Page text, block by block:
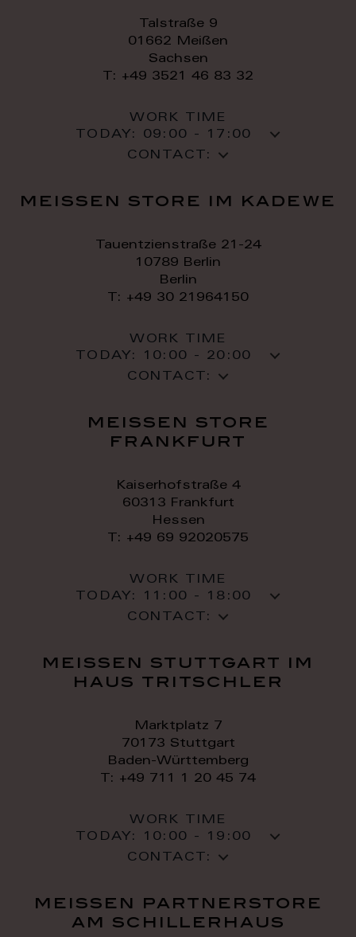
Talstraße 9
01662 Meißen
Sachsen
T: +49 3521 46 83 32
WORK TIME
TODAY: 09:00 - 17:00
CONTACT:
meissen store im kadewe
Tauentzienstraße 21-24
10789 Berlin
Berlin
T: +49 30 21964150
WORK TIME
TODAY:
10:00 - 20:00
CONTACT:
meissen store
frankfurt
Kaiserhofstraße 4
60313 Frankfurt
Hessen
T: +49 69 92020575
WORK TIME
TODAY:
11:00 - 18:00
CONTACT:
meissen stuttgart im
haus tritschler
Marktplatz 7
70173 Stuttgart
Baden-Württemberg
T: +49 711 1 20 45 74
WORK TIME
TODAY:
10:00 - 19:00
CONTACT:
meissen partnerstore
am schillerhaus